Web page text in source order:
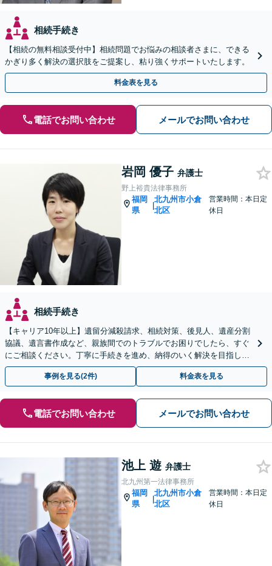
相続手続き
【相続の無料相談受付中】相続問題でお悩みの相談者さまに、できる
かぎり多く解決の選択肢をご提案し、粘り強くサポートいたします。
料金表を見る
電話でお問い合わせ メールでお問い合わせ
岩岡 優子 弁護士
野上裕貴法律事務所
福岡
県
|
北九州市小倉
北区
営業時間：本日定
休日
相続手続き
【キャリア10年以上】遺留分減殺請求、相続対策、後見人、遺産分割
協議、遺言書作成など、親族間でのトラブルでお困りでしたら、すぐ
にご相談ください。丁寧に手続きを進め、納得のいく解決を目指しま
す。【完全個室で相談】【駐車場あり】
事例を見る(2件) 料金表を見る
電話でお問い合わせ メールでお問い合わせ
池上 遊 弁護士
北九州第一法律事務所
福岡
県
|
北九州市小倉
北区
営業時間：本日定
休日